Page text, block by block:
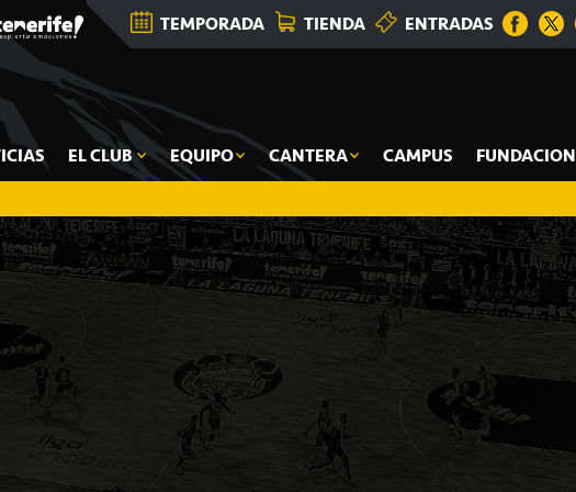
TEMPORADA TIENDA ENTRADAS
EL CLUB EQUIPO CANTERA CAMPUS FUNDACION